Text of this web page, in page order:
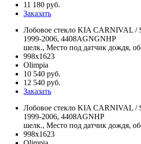
11 180 руб.
Заказать
Лобовое стекло KIA CARNIVAL /
1999-2006, 4408AGNGNHP
шелк., Mесто под датчик дождя,
998x1623
Olimpia
10 540 руб.
12 540 руб.
Заказать
Лобовое стекло KIA CARNIVAL /
1999-2006, 4408AGNHP
шелк., Mесто под датчик дождя,
998x1623